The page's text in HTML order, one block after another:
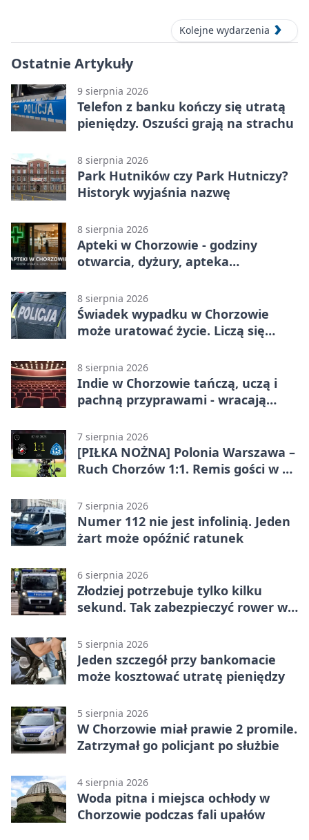
Kolejne wydarzenia
Ostatnie Artykuły
9 sierpnia 2026
Telefon z banku kończy się utratą
pieniędzy. Oszuści grają na strachu
8 sierpnia 2026
Park Hutników czy Park Hutniczy?
Historyk wyjaśnia nazwę
8 sierpnia 2026
Apteki w Chorzowie - godziny
otwarcia, dyżury, apteka
8 sierpnia 2026
Świadek wypadku w Chorzowie
może uratować życie. Liczą się
8 sierpnia 2026
Indie w Chorzowie tańczą, uczą i
pachną przyprawami - wracają
7 sierpnia 2026
[PIŁKA NOŻNA] Polonia Warszawa –
Ruch Chorzów 1:1. Remis gości w 3.
7 sierpnia 2026
Numer 112 nie jest infolinią. Jeden
żart może opóźnić ratunek
6 sierpnia 2026
Złodziej potrzebuje tylko kilku
sekund. Tak zabezpieczyć rower w
5 sierpnia 2026
Jeden szczegół przy bankomacie
może kosztować utratę pieniędzy
5 sierpnia 2026
W Chorzowie miał prawie 2 promile.
Zatrzymał go policjant po służbie
4 sierpnia 2026
Woda pitna i miejsca ochłody w
Chorzowie podczas fali upałów